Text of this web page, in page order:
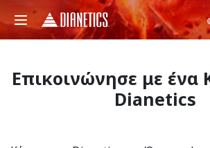
Επικοινώνησε με ένα
Dianetics